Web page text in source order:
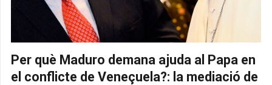
Per què Maduro demana ajuda al Papa en
el conflicte de Veneçuela?: la mediació de